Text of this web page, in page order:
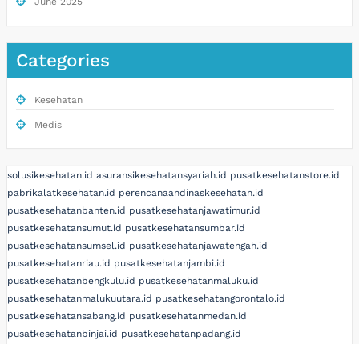
Categories
Kesehatan
Medis
solusikesehatan.id asuransikesehatansyariah.id pusatkesehatanstore.id
pabrikalatkesehatan.id perencanaandinaskesehatan.id
pusatkesehatanbanten.id pusatkesehatanjawatimur.id
pusatkesehatansumut.id pusatkesehatansumbar.id
pusatkesehatansumsel.id pusatkesehatanjawatengah.id
pusatkesehatanriau.id pusatkesehatanjambi.id
pusatkesehatanbengkulu.id pusatkesehatanmaluku.id
pusatkesehatanmalukuutara.id pusatkesehatangorontalo.id
pusatkesehatansabang.id pusatkesehatanmedan.id
pusatkesehatanbinjai.id pusatkesehatanpadang.id